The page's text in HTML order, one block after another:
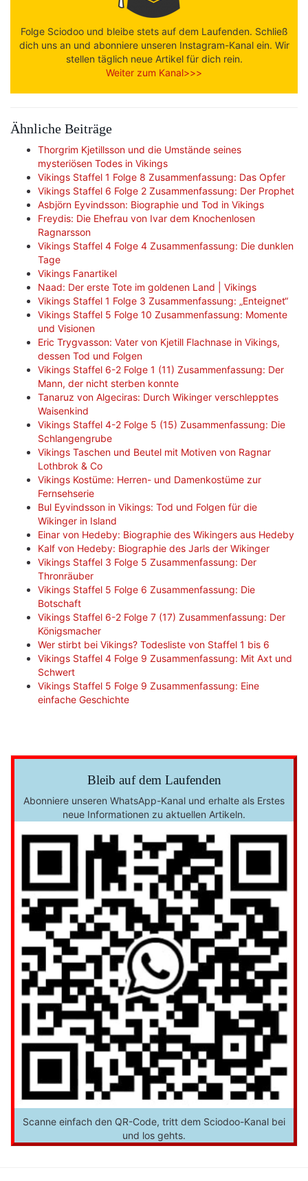
Folge Sciodoo und bleibe stets auf dem Laufenden. Schließ
dich uns an und abonniere unseren Instagram-Kanal ein. Wir
stellen täglich neue Artikel für dich rein.
Weiter zum Kanal>>>
Ähnliche Beiträge
Thorgrim Kjetillsson und die Umstände seines
mysteriösen Todes in Vikings
Vikings Staffel 1 Folge 8 Zusammenfassung: Das Opfer
Vikings Staffel 6 Folge 2 Zusammenfassung: Der Prophet
Asbjörn Eyvindsson: Biographie und Tod in Vikings
Freydis: Die Ehefrau von Ivar dem Knochenlosen
Ragnarsson
Vikings Staffel 4 Folge 4 Zusammenfassung: Die dunklen
Tage
Vikings Fanartikel
Naad: Der erste Tote im goldenen Land | Vikings
Vikings Staffel 1 Folge 3 Zusammenfassung: „Enteignet“
Vikings Staffel 5 Folge 10 Zusammenfassung: Momente
und Visionen
Eric Trygvasson: Vater von Kjetill Flachnase in Vikings,
dessen Tod und Folgen
Vikings Staffel 6-2 Folge 1 (11) Zusammenfassung: Der
Mann, der nicht sterben konnte
Tanaruz von Algeciras: Durch Wikinger verschlepptes
Waisenkind
Vikings Staffel 4-2 Folge 5 (15) Zusammenfassung: Die
Schlangengrube
Vikings Taschen und Beutel mit Motiven von Ragnar
Lothbrok & Co
Vikings Kostüme: Herren- und Damenkostüme zur
Fernsehserie
Bul Eyvindsson in Vikings: Tod und Folgen für die
Wikinger in Island
Einar von Hedeby: Biographie des Wikingers aus Hedeby
Kalf von Hedeby: Biographie des Jarls der Wikinger
Vikings Staffel 3 Folge 5 Zusammenfassung: Der
Thronräuber
Vikings Staffel 5 Folge 6 Zusammenfassung: Die
Botschaft
Vikings Staffel 6-2 Folge 7 (17) Zusammenfassung: Der
Königsmacher
Wer stirbt bei Vikings? Todesliste von Staffel 1 bis 6
Vikings Staffel 4 Folge 9 Zusammenfassung: Mit Axt und
Schwert
Vikings Staffel 5 Folge 9 Zusammenfassung: Eine
einfache Geschichte
Bleib auf dem Laufenden
Abonniere unseren WhatsApp-Kanal und erhalte als Erstes
neue Informationen zu aktuellen Artikeln.
Scanne einfach den QR-Code, tritt dem Sciodoo-Kanal bei
und los gehts.